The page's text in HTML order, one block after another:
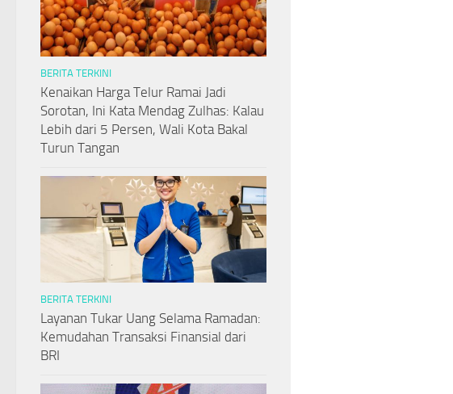
BERITA TERKINI
Kenaikan Harga Telur Ramai Jadi
Sorotan, Ini Kata Mendag Zulhas: Kalau
Lebih dari 5 Persen, Wali Kota Bakal
Turun Tangan
BERITA TERKINI
Layanan Tukar Uang Selama Ramadan:
Kemudahan Transaksi Finansial dari
BRI